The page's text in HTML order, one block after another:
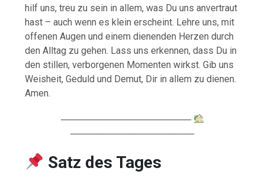
hilf uns, treu zu sein in allem, was Du uns anvertraut
hast – auch wenn es klein erscheint. Lehre uns, mit
offenen Augen und einem dienenden Herzen durch
den Alltag zu gehen. Lass uns erkennen, dass Du in
den stillen, verborgenen Momenten wirkst. Gib uns
Weisheit, Geduld und Demut, Dir in allem zu dienen.
Amen.
────────────────────
───────────────────
Satz des Tages